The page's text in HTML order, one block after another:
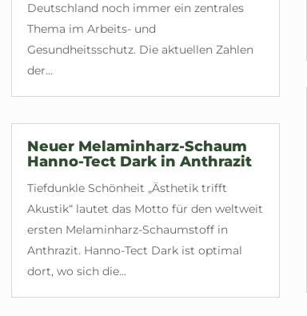
Deutschland noch immer ein zentrales
Thema im Arbeits- und
Gesundheitsschutz. Die aktuellen Zahlen
der...
Neuer Melaminharz-Schaum
Hanno-Tect Dark in Anthrazit
Tiefdunkle Schönheit „Ästhetik trifft
Akustik“ lautet das Motto für den weltweit
ersten Melaminharz-Schaumstoff in
Anthrazit. Hanno-Tect Dark ist optimal
dort, wo sich die...